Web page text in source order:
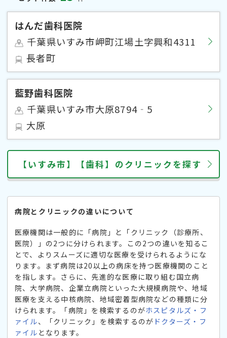
はんだ歯科医院
千葉県いすみ市岬町江場土字興和4311
長者町
藍野歯科医院
千葉県いすみ市大原8794‐5
大原
【いすみ市】【歯科】のクリニックを探す
病院とクリニックの違いについて
医療機関は一般的に「病院」と「クリニック（診療所、
医院）」の2つに分けられます。この2つの違いを知るこ
とで、よりスムーズに適切な医療を受けられるようにな
ります。まず病院は20以上の病床を持つ医療機関のこと
を指します。さらに、先進的な医療に取り組む国立病
院、大学病院、企業立病院といった大規模病院や、地域
医療を支える中核病院、地域密着型病院などの種類に分
けられます。「病院」を検索するのがホスピタルズ・フ
ァイル、「クリニック」を検索するのが ドクターズ・フ
ァイル となります。